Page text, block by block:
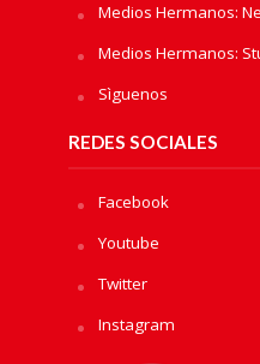
Medios Hermanos:
Medios Hermanos:
Sìguenos
REDES SOCIALES
Facebook
Youtube
Twitter
Instagram